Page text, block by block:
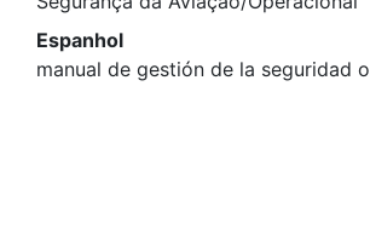
Espanhol
manual de gestión de la seguridad